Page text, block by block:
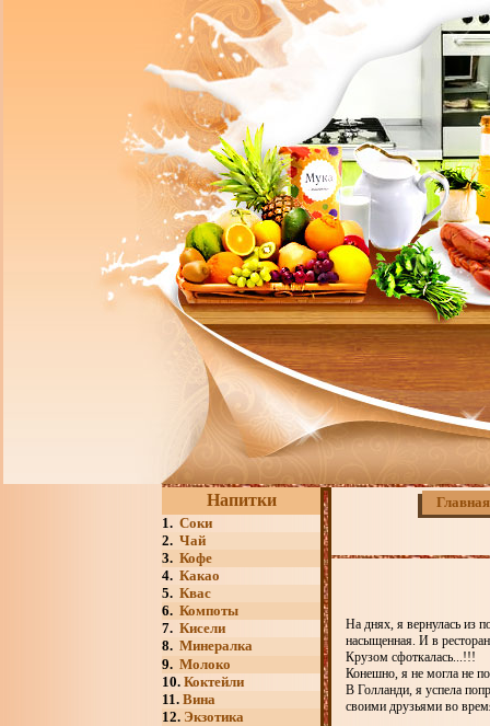
Напитки
1. Соки
2. Чай
3. Кофе
4. Какао
5. Квас
6. Компоты
7. Кисели
8. Минералка
9. Молоко
10. Коктейли
11. Вина
12. Экзотика
Главная
На днях, я вернулась из
насыщенная. И в
Крузом сфоткалась...!!!
Конешно, я не могла не
В Голланди, я успела
своими друзьями во